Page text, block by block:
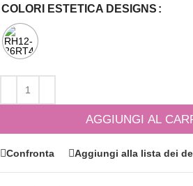
COLORI ESTETICA DESIGNS
AGGIUNGI AL
Confronta Aggiungi alla lista dei